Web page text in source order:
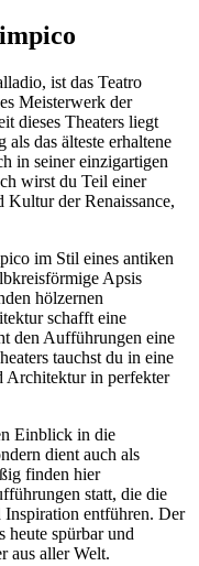
ist das Teatro
Meisterwerk der
dieses Theaters liegt
das älteste erhaltene
in seiner einzigartigen
wirst du Teil einer
Kultur der Renaissance,
im Stil eines antiken
Apsis
hölzernen
schafft eine
den Aufführungen eine
tauchst du in eine
Architektur in perfekter
Einblick in die
dient auch als
finden hier
statt, die die
entführen. Der
heute spürbar und
aus aller Welt.